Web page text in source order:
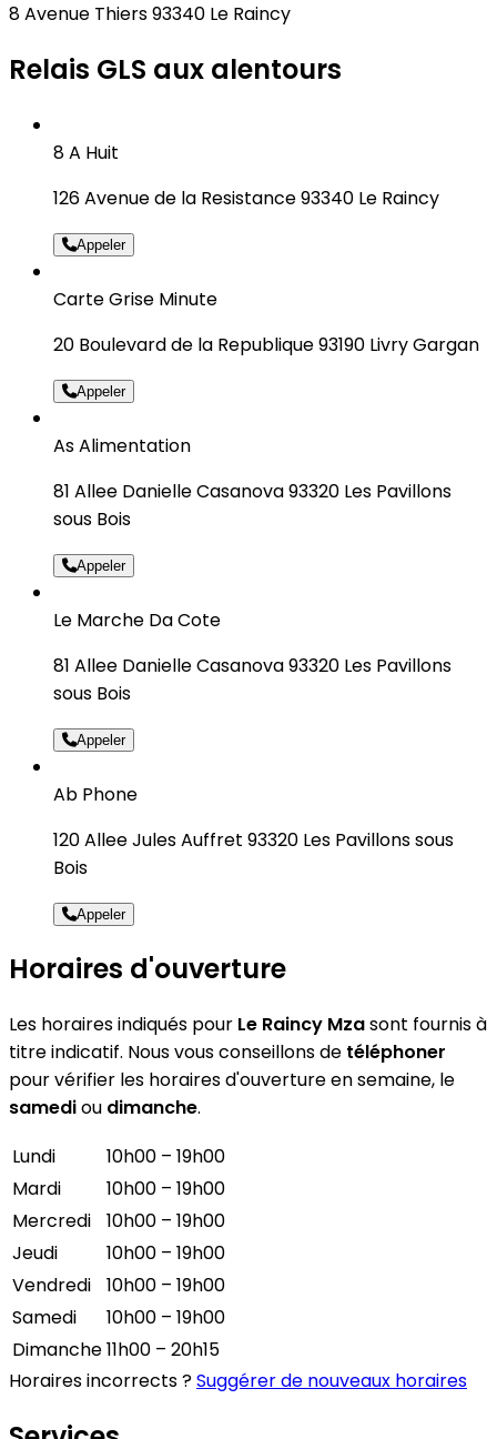
8 Avenue Thiers 93340 Le Raincy
Relais GLS aux alentours
8 A Huit
126 Avenue de la Resistance 93340 Le Raincy
Appeler
Carte Grise Minute
20 Boulevard de la Republique 93190 Livry Gargan
Appeler
As Alimentation
81 Allee Danielle Casanova 93320 Les Pavillons
sous Bois
Appeler
Le Marche Da Cote
81 Allee Danielle Casanova 93320 Les Pavillons
sous Bois
Appeler
Ab Phone
120 Allee Jules Auffret 93320 Les Pavillons sous
Bois
Appeler
Horaires d'ouverture
Les horaires indiqués pour Le Raincy Mzasont fournis à
titre indicatif. Nous vous conseillons de téléphoner
pour vérifier les horaires d'ouverture en semaine, le
samediou dimanche.
Lundi
10h00 – 19h00
Mardi
10h00 – 19h00
Mercredi
10h00 – 19h00
Jeudi
10h00 – 19h00
Vendredi
10h00 – 19h00
Samedi
10h00 – 19h00
Dimanche11h00 – 20h15
Horaires incorrects ?Suggérer de nouveaux horaires